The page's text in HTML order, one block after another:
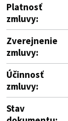
Platnosť
zmluvy:
Zverejnenie
zmluvy:
Účinnosť
zmluvy:
Stav